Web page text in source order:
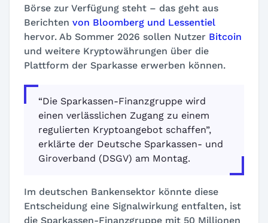
Börse zur Verfügung steht – das geht aus
Berichten von Bloomberg und Lessentiel
hervor. Ab Sommer 2026 sollen Nutzer Bitcoin
und weitere Kryptowährungen über die
Plattform der Sparkasse erwerben können.
“Die Sparkassen-Finanzgruppe wird
einen verlässlichen Zugang zu einem
regulierten Kryptoangebot schaffen”,
erklärte der Deutsche Sparkassen- und
Giroverband (DSGV) am Montag.
Im deutschen Bankensektor könnte diese
Entscheidung eine Signalwirkung entfalten, ist
die Sparkassen-Finanzgruppe mit 50 Millionen